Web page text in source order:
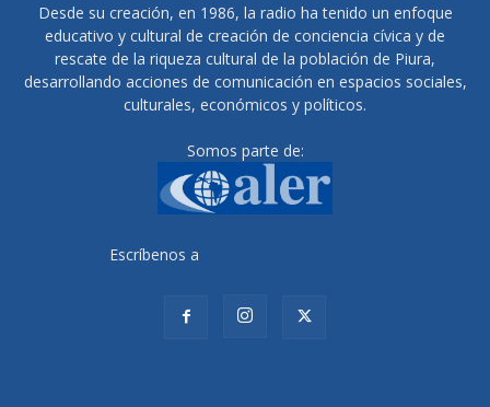
Desde su creación, en 1986, la radio ha tenido un enfoque
educativo y cultural de creación de conciencia cívica y de
rescate de la riqueza cultural de la población de Piura,
desarrollando acciones de comunicación en espacios sociales,
culturales, económicos y políticos.
Somos parte de:
Escríbenos a